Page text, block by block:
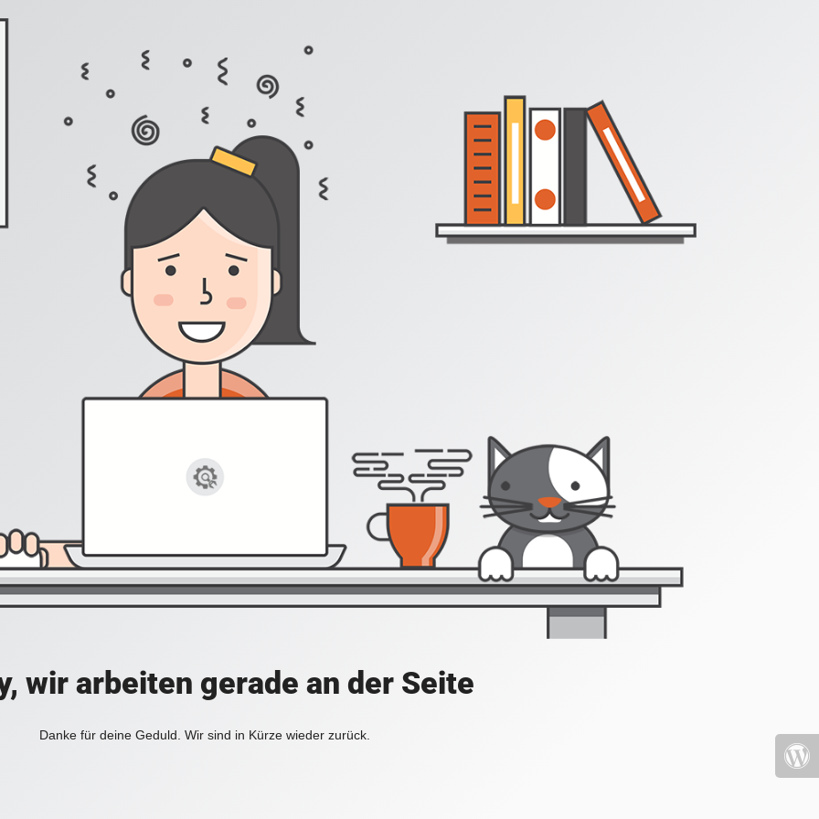
wir arbeiten gerade an der Seite
Danke für deine Geduld. Wir sind in Kürze wieder zurück.